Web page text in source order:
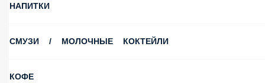
НАПИТКИ
СМУЗИ / МОЛОЧНЫЕ КОКТЕЙЛИ
КОФЕ